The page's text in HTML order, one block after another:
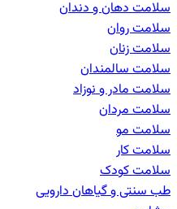
سلامت دهان و دندان
سلامت روان
سلامت زنان
سلامت سالمندان
سلامت مادر و نوزاد
سلامت مردان
سلامت مو
سلامت کار
سلامت کودک
طب سنتی و گیاهان دارویی